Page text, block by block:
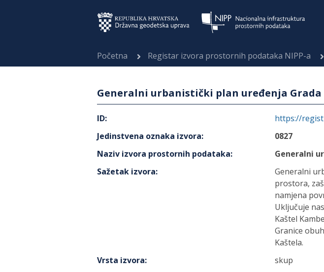
Početna Registar izvora prostornih podataka NIPP-a
Generalni urbanistički plan uređenja Grada
ID:
https://
Jedinstvena oznaka izvora:
0827
Naziv izvora prostornih podataka:
Generalni
Sažetak izvora:
Generalni
prostora,
namjena
Uključuje
Kaštel
Granice
Kaštela.
Vrsta izvora:
skup